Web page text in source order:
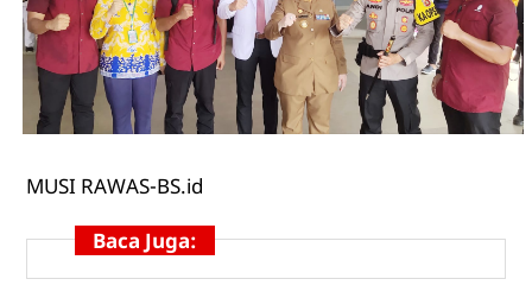
MUSI RAWAS-BS.id
Baca Juga: